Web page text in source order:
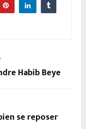
Habib Beye
se reposer